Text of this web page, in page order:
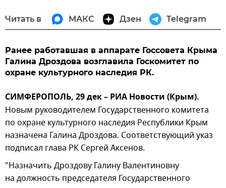
Читать в МАКС Дзен Telegram
Ранее работавшая в аппарате Госсовета Крыма
Галина Дроздова возглавила Госкомитет по
охране культурного наследия РК.
СИМФЕРОПОЛЬ, 29 дек – РИА Новости (Крым).
Новым руководителем Государственного комитета
по охране культурного наследия Республики Крым
назначена Галина Дроздова. Соответствующий указ
подписал глава РК Сергей Аксенов.
"Назначить Дроздову Галину Валентиновну
на должность председателя Государственного